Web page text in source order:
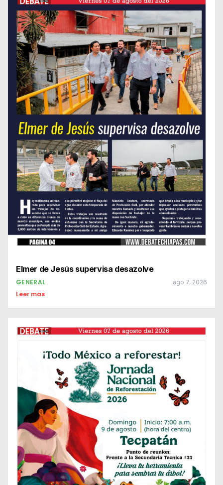
Elmer de Jesús supervisa desazolve
GENERAL ago 7, 2026
Leer mas